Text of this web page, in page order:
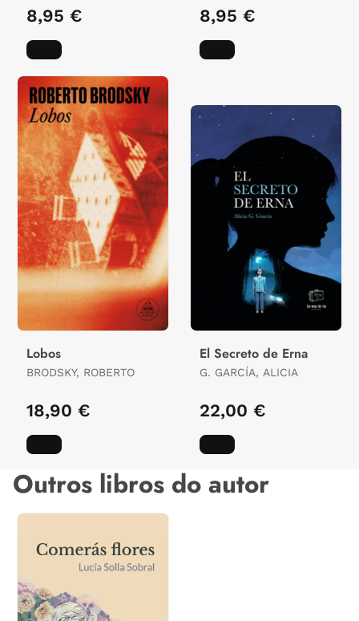
8,95 € 8,95 €
Lobos
BRODSKY, ROBERTO
18,90 €
El Secreto de Erna
G. GARCÍA, ALICIA
22,00 €
Outros libros do autor